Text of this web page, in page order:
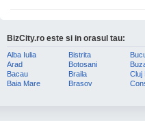
BizCity.ro este si in orasul tau:
Alba Iulia
Arad
Bacau
Baia Mare
Bistrita
Botosani
Braila
Brasov
Cluj